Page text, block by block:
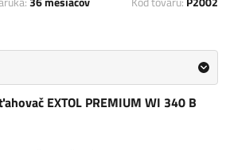
EXTOL PREMIUM WI 340 B